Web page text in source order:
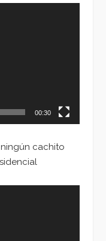
00:30
cachito